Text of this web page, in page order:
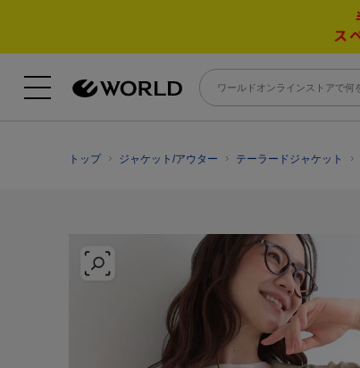
トップ ジャケット/アウター テーラードジャケット